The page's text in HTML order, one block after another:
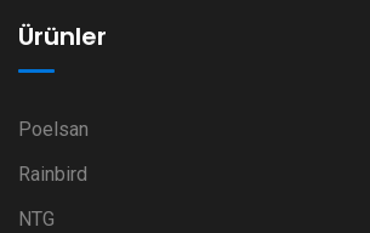
Ürünler
Poelsan
Rainbird
NTG